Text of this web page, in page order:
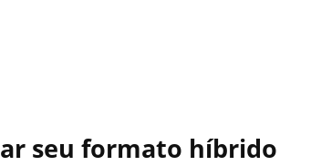
seu formato híbrido